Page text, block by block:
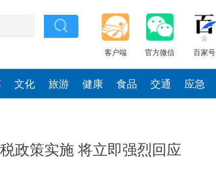
客户端 官方微信 百家号
文化 旅游 健康 食品 交通 应急
政策实施 将立即强烈回应